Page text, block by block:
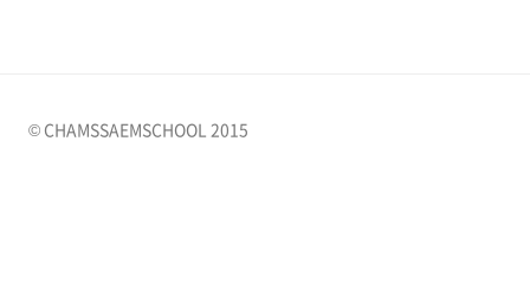
© CHAMSSAEMSCHOOL 2015